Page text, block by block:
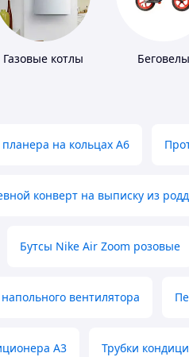
Газовые котлы Беговелы
на кольцах А6
конверт на выписку из
Бутсы Nike Air Zoom розовые
вентилятора
А3 Трубки